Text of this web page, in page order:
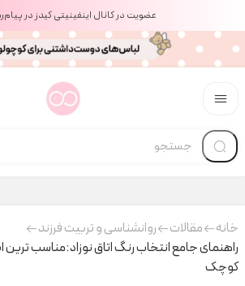
عضویت در کانال اینفینیتی کیدز در
خانه مقالات
روانشناسی و تربیت فرزند
راهنمای جامع انتخاب رنگ اتاق نوزاد:مناسب ترین
کوچک